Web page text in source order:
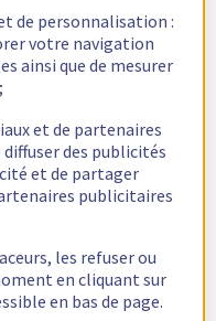
de personnalisation :
votre navigation
ainsi que de mesurer
et de partenaires
des publicités
et de partager
publicitaires
les refuser ou
en cliquant sur
en bas de page.